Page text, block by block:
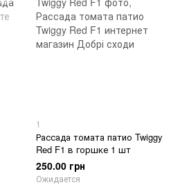
1
Рассада томата патио Twiggy
Red F1 в горшке 1 шт
250.00 грн
Ожидается